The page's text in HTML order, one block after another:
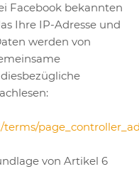
Facebook bekannten
Ihre IP-Adresse und
werden von
von Artikel 6